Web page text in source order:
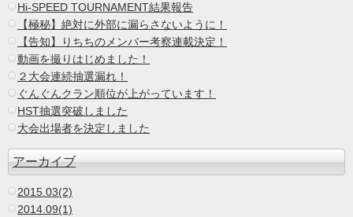
Hi-SPEED TOURNAMENT結果報告
【極秘】絶対に外部に漏らさないように！
【告知】りちちのメンバー考察連載決定！
動画を撮りはじめました！
２大会連続抽選漏れ！
ぐんぐんクラン順位が上がっています！
HST抽選突破しました
大会出場者を決定しました
アーカイブ
2015.03(2)
2014.09(1)